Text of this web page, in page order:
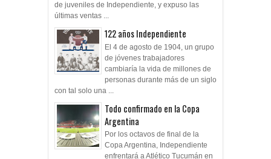
de juveniles de Independiente, y expuso las
últimas ventas ...
122 años Independiente
El 4 de agosto de 1904, un grupo
de jóvenes trabajadores
cambiaría la vida de millones de
personas durante más de un siglo
con tal solo una ...
Todo confirmado en la Copa
Argentina
Por los octavos de final de la
Copa Argentina, Independiente
enfrentará a Atlético Tucumán en